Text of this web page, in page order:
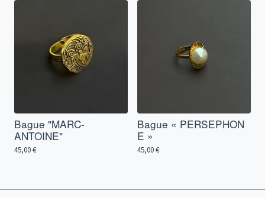
Bague "MARC-
ANTOINE"
45,00€
Bague « PERSEPHON
E »
45,00€